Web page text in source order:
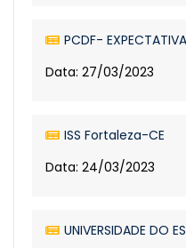
PCDF- EXPECTATIVA
Data: 27/03/2023
ISS Fortaleza-CE
Data: 24/03/2023
UNIVERSIDADE DO